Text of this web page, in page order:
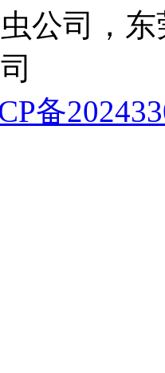
公司，
备